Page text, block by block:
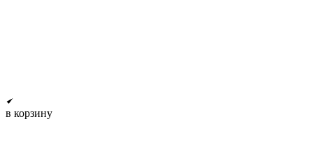
в корзину